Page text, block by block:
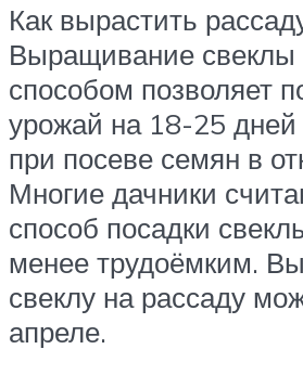
Как вырастить
Выращивание свеклы
способом позволяет
урожай на 18-25
при посеве семян в
Многие дачники
способ посадки
менее трудоёмким.
свеклу на рассаду
апреле.